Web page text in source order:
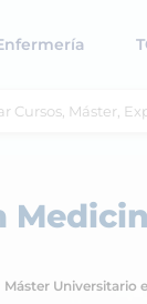
Máster Universitario